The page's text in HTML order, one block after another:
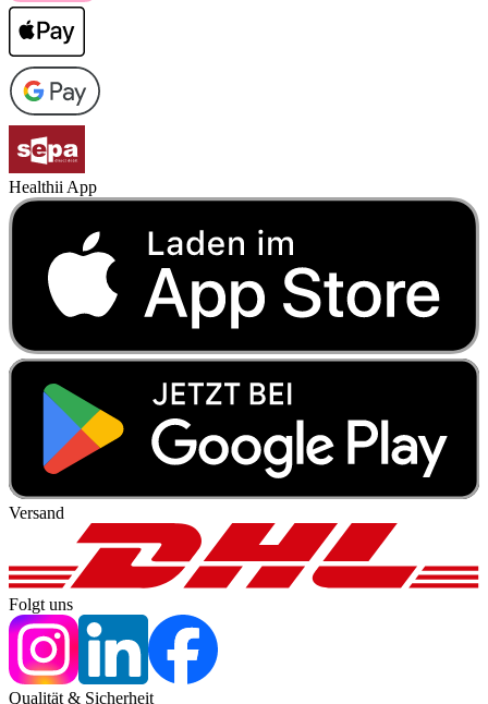
Healthii App
Versand
Folgt uns
Qualität & Sicherheit